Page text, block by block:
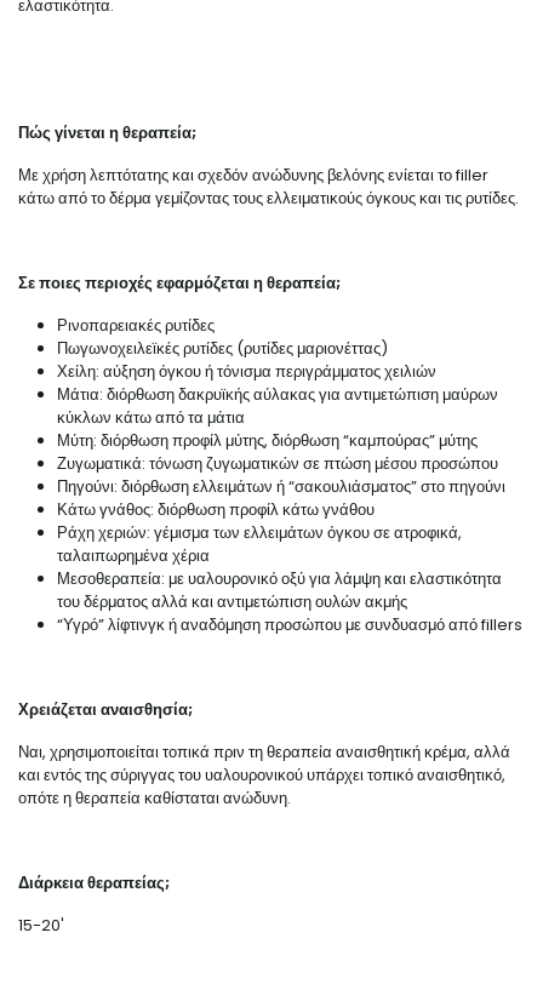
ελαστικότητα.
Πώς γίνεται η θεραπεία;
Με χρήση λεπτότατης και σχεδόν ανώδυνης βελόνης ενίεται το filler
κάτω από το δέρμα γεμίζοντας τους ελλειματικούς όγκους και τις ρυτίδες.
Σε ποιες περιοχές εφαρμόζεται η θεραπεία;
Ρινοπαρειακές ρυτίδες
Πωγωνοχειλεϊκές ρυτίδες (ρυτίδες μαριονέττας)
Χείλη: αύξηση όγκου ή τόνισμα περιγράμματος χειλιών
Μάτια: διόρθωση δακρυϊκής αύλακας για αντιμετώπιση μαύρων
κύκλων κάτω από τα μάτια
Μύτη: διόρθωση προφίλ μύτης, διόρθωση “καμπούρας” μύτης
Ζυγωματικά: τόνωση ζυγωματικών σε πτώση μέσου προσώπου
Πηγούνι: διόρθωση ελλειμάτων ή “σακουλιάσματος” στο πηγούνι
Κάτω γνάθος: διόρθωση προφίλ κάτω γνάθου
Ράχη χεριών: γέμισμα των ελλειμάτων όγκου σε ατροφικά,
ταλαιπωρημένα χέρια
Μεσοθεραπεία: με υαλουρονικό οξύ για λάμψη και ελαστικότητα
του δέρματος αλλά και αντιμετώπιση ουλών ακμής
“Υγρό” λίφτινγκ ή αναδόμηση προσώπου με συνδυασμό από fillers
Χρειάζεται αναισθησία;
Ναι, χρησιμοποιείται τοπικά πριν τη θεραπεία αναισθητική κρέμα, αλλά
και εντός της σύριγγας του υαλουρονικού υπάρχει τοπικό αναισθητικό,
οπότε η θεραπεία καθίσταται ανώδυνη.
Διάρκεια θεραπείας;
15-20'